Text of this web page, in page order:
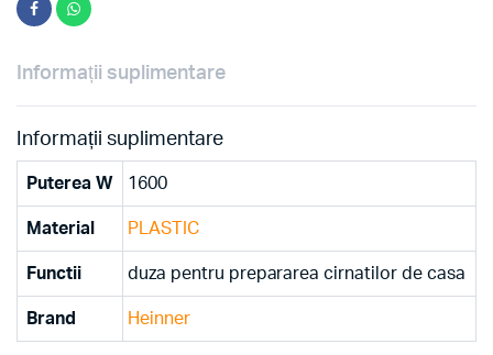
Informații suplimentare
Informații suplimentare
Puterea W 1600
Material PLASTIC
Functii duza pentru prepararea cirnatilor de casa
Brand Heinner